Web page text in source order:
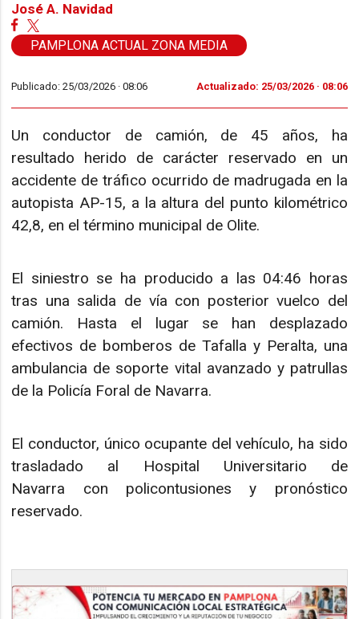
José A. Navidad
PAMPLONA ACTUAL ZONA MEDIA
Publicado: 25/03/2026 ·08:06 Actualizado: 25/03/2026 · 08:06
Un conductor de camión, de 45 años, ha
resultado herido de carácter reservado en un
accidente de tráfico ocurrido de madrugada en la
autopista AP-15, a la altura del punto kilométrico
42,8, en el término municipal de Olite.
El siniestro se ha producido a las 04:46 horas
tras una salida de vía con posterior vuelco del
camión. Hasta el lugar se han desplazado
efectivos de bomberos de Tafalla y Peralta, una
ambulancia de soporte vital avanzado y patrullas
de la Policía Foral de Navarra.
El conductor, único ocupante del vehículo, ha sido
trasladado al Hospital Universitario de
Navarra con policontusiones y pronóstico
reservado.